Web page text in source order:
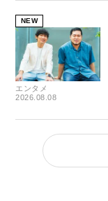
NEW
エンタメ
2026.08.08